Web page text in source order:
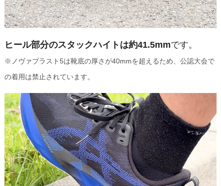
ヒール部分のスタックハイトは約41.5mmです。
※ノヴァブラスト5は靴底の厚さが40mmを超えるため、公認大会で
の着用は禁止されています。